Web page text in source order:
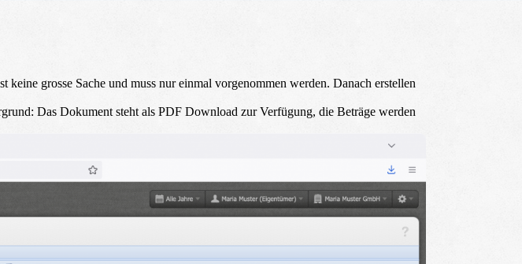
grosse Sache und muss nur einmal vorgenommen werden. Danach erstellen
Das Dokument steht als PDF Download zur Verfügung, die Beträge werden